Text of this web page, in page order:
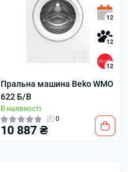
12
12
12
Пральна машина Beko WMO
622 Б/В
В наявності
0
10 887 ₴